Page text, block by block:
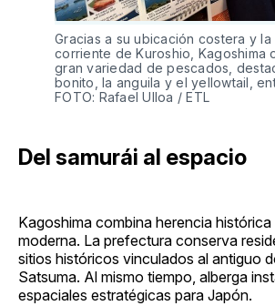
Gracias a su ubicación costera y la
corriente de Kuroshio, Kagoshima
gran variedad de pescados,
bonito, la anguila y el yellowtail,
FOTO: Rafael Ulloa / ETL
Del samurái al espacio
Kagoshima combina herencia
moderna. La prefectura conserva
sitios históricos vinculados al antiguo
Satsuma. Al mismo tiempo, alberga
espaciales estratégicas para Japón.